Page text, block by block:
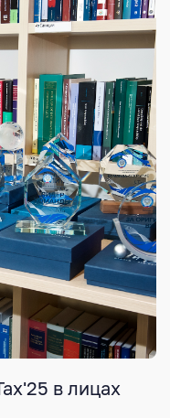
в лицах